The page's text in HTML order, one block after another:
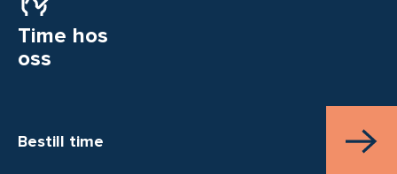
Time hos
oss
Bestill time